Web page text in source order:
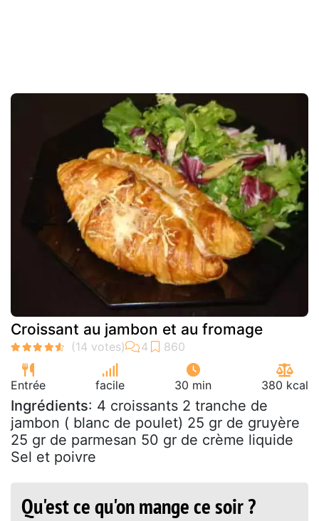
Croissant au jambon et au fromage
Entrée facile 30 min 380 kcal
Ingrédients: 4 croissants 2 tranche de
jambon ( blanc de poulet) 25 gr de gruyère
25 gr de parmesan 50 gr de crème liquide
Sel et poivre
Qu'est ce qu'on mange ce soir ?